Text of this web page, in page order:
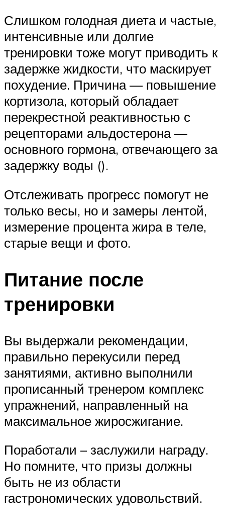
Слишком голодная диета и частые,
интенсивные или долгие
тренировки тоже могут приводить к
задержке жидкости, что маскирует
похудение. Причина — повышение
кортизола, который обладает
перекрестной реактивностью с
рецепторами альдостерона —
основного гормона, отвечающего за
задержку воды ().
Отслеживать прогресс помогут не
только весы, но и замеры лентой,
измерение процента жира в теле,
старые вещи и фото.
Питание после
тренировки
Вы выдержали рекомендации,
правильно перекусили перед
занятиями, активно выполнили
прописанный тренером комплекс
упражнений, направленный на
максимальное жиросжигание.
Поработали – заслужили награду.
Но помните, что призы должны
быть не из области
гастрономических удовольствий.